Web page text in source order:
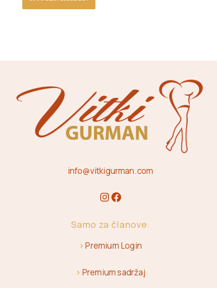
info@vitkigurman.com
Samo za članove:
>Premium Login
> Premium sadržaj